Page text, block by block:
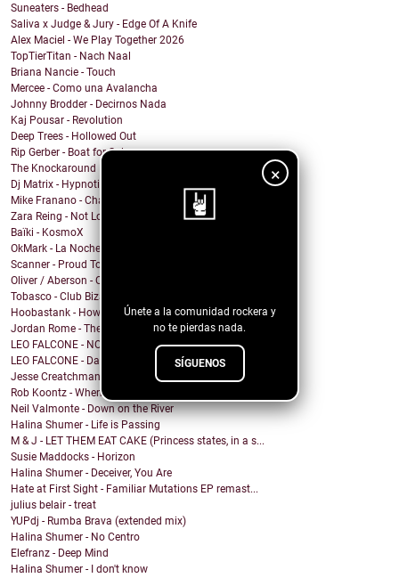
×
Únete a la comunidad rockera y
no te pierdas nada.
SÍGUENOS
Suneaters - Bedhead
Saliva x Judge & Jury - Edge Of A Knife
Alex Maciel - We Play Together 2026
TopTierTitan - Nach Naal
Briana Nancie - Touch
Mercee - Como una Avalancha
Johnny Brodder - Decirnos Nada
Kaj Pousar - Revolution
Deep Trees - Hollowed Out
Rip Gerber - Boat for Sale
The Knockaround Band - Ends Tonight
Dj Matrix - Hypnotic
Mike Franano - Chair At My Table
Zara Reing - Not Lost
Baïki - KosmoX
OkMark - La Noche de Mi Funeral
Scanner - Proud To Be A Nothin'
Oliver / Aberson - Oliver / Aberson: Let It Burn (...
Tobasco - Club Bizarre 26
Hoobastank - How Do You Sleep?
Jordan Rome - Them Dues
LEO FALCONE - NOCTURNO
LEO FALCONE - Dale !
Jesse Creatchman - fake it til u make it
Rob Koontz - When We Hear the Call
Neil Valmonte - Down on the River
Halina Shumer - Life is Passing
M & J - LET THEM EAT CAKE (Princess states, in a s...
Susie Maddocks - Horizon
Halina Shumer - Deceiver, You Are
Hate at First Sight - Familiar Mutations EP remast...
julius belair - treat
YUPdj - Rumba Brava (extended mix)
Halina Shumer - No Centro
Elefranz - Deep Mind
Halina Shumer - I don't know